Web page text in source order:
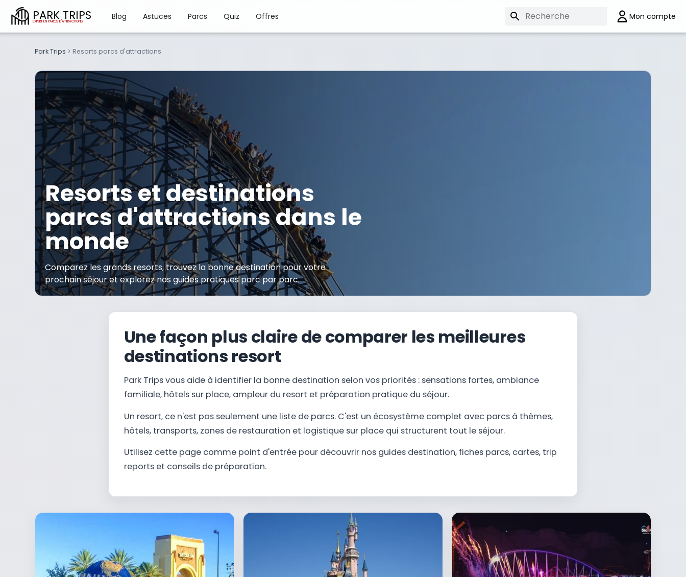
PARK TRIPS Blog Astuces Parcs Quiz Offres
Park Trips > Resorts parcs d'attractions
Resorts et destinations
parcs d'attractions dans le
monde
Comparez les grands resorts, trouvez la bonne destination pour votre
prochain séjour et explorez nos guides pratiques parc par parc.
Une façon plus claire de comparer les meilleures
destinations resort
Park Trips vous aide à identifier la bonne destination selon vos priorités : sensations fortes, ambiance
familiale, hôtels sur place, ampleur du resort et préparation pratique du séjour.
Un resort, ce n'est pas seulement une liste de parcs. C'est un écosystème complet avec parcs à thèmes,
hôtels, transports, zones de restauration et logistique sur place qui structurent tout le séjour.
Utilisez cette page comme point d'entrée pour découvrir nos guides destination, fiches parcs, cartes, trip
reports et conseils de préparation.